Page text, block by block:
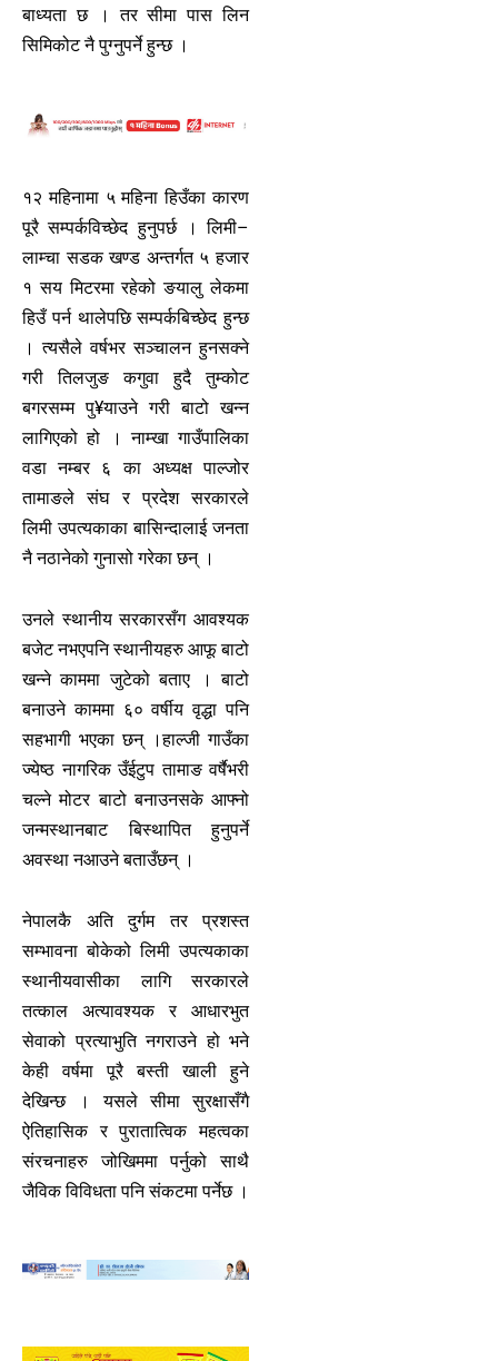
बाध्यता छ । तर सीमा पास लिन
सिमिकोट नै पुग्नुपर्ने हुन्छ ।
१२ महिनामा ५ महिना हिउँका कारण
पूरै सम्पर्कविच्छेद हुनुपर्छ । लिमी–
लाम्चा सडक खण्ड अन्तर्गत ५ हजार
१ सय मिटरमा रहेको ङयालु लेकमा
हिउँ पर्न थालेपछि सम्पर्कबिच्छेद हुन्छ
। त्यसैले वर्षभर सञ्चालन हुनसक्ने
गरी तिलजुङ कगुवा हुदै तुम्कोट
बगरसम्म पु¥याउने गरी बाटो खन्न
लागिएको हो । नाम्खा गाउँपालिका
वडा नम्बर ६ का अध्यक्ष पाल्जोर
तामाङले संघ र प्रदेश सरकारले
लिमी उपत्यकाका बासिन्दालाई जनता
नै नठानेको गुनासो गरेका छन् ।
उनले स्थानीय सरकारसँग आवश्यक
बजेट नभएपनि स्थानीयहरु आफू बाटो
खन्ने काममा जुटेको बताए । बाटो
बनाउने काममा ६० वर्षीय वृद्धा पनि
सहभागी भएका छन् ।हाल्जी गाउँका
ज्येष्ठ नागरिक उँईटुप तामाङ वर्षैभरी
चल्ने मोटर बाटो बनाउनसके आफ्नो
जन्मस्थानबाट बिस्थापित हुनुपर्ने
अवस्था नआउने बताउँछन् ।
नेपालकै अति दुर्गम तर प्रशस्त
सम्भावना बोकेको लिमी उपत्यकाका
स्थानीयवासीका लागि सरकारले
तत्काल अत्यावश्यक र आधारभुत
सेवाको प्रत्याभुति नगराउने हो भने
केही वर्षमा पूरै बस्ती खाली हुने
देखिन्छ । यसले सीमा सुरक्षासँगै
ऐतिहासिक र पुरातात्विक महत्वका
संरचनाहरु जोखिममा पर्नुको साथै
जैविक विविधता पनि संकटमा पर्नेछ ।